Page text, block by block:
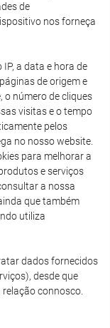
de
nos forneça
a data e hora de
de origem e
o número de cliques
visitas e o tempo
pelos
no nosso website.
para melhorar a
e serviços
a nossa
que também
utiliza
dados fornecidos
desde que
connosco.